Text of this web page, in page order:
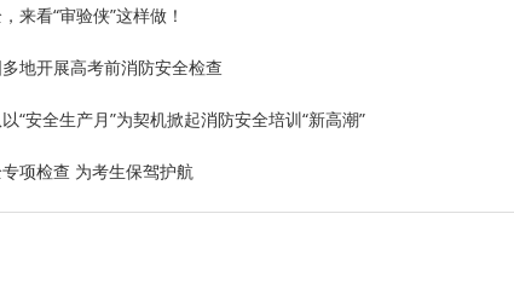
来看“审验侠”这样做！
地开展高考前消防安全检查
“安全生产月”为契机掀起消防安全培训“新高潮”
项检查 为考生保驾护航